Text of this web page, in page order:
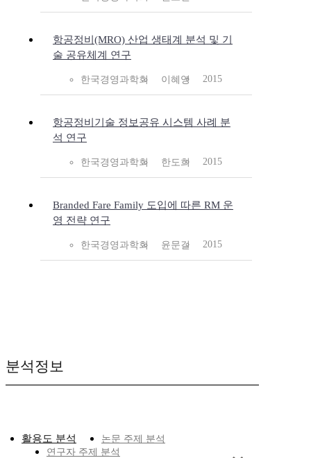
항공정비(MRO) 산업 생태계 분석 및 기
술 공유체계 연구
한국경영과학회 이혜영 2015
항공정비기술 정보공유 시스템 사례 분
석 연구
한국경영과학회 한도희 2015
Branded Fare Family 도입에 따른 RM 운
영 전략 연구
한국경영과학회 윤문길 2015
분석정보
활용도 분석
논문 주제 분석
연구자 주제 분석